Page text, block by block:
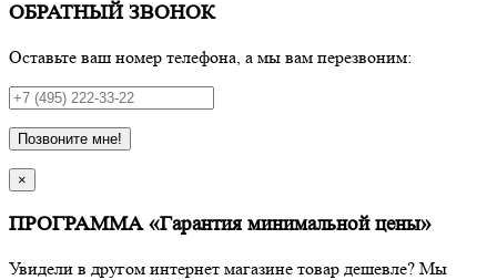
ОБРАТНЫЙ ЗВОНОК
Оставьте ваш номер телефона, а мы вам перезвоним:
Позвоните мне!
×
ПРОГРАММА «Гарантия минимальной цены»
Увидели в другом интернет магазине товар дешевле? Мы